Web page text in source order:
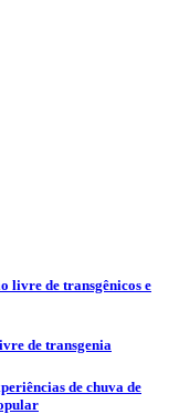
livre de transgênicos e
de transgenia
de chuva de